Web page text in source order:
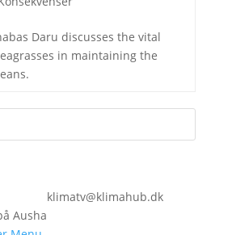
Daru discusses the vital
in maintaining the
Ausha
klimatv@klimahub.dk